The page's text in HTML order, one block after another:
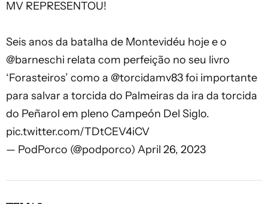
MV REPRESENTOU!
Seis anos da batalha de Montevidéu hoje e o
@barneschi relata com perfeição no seu livro
‘Forasteiros’ como a @torcidamv83foi importante
para salvar a torcida do Palmeiras da ira da torcida
do Peñarol em pleno Campeón Del Siglo.
pic.twitter.com/TDtCEV4iCV
— PodPorco (@podporco) April 26, 2023